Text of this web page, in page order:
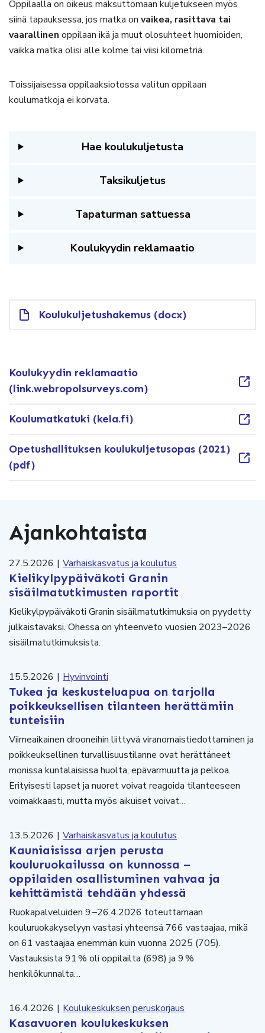
Oppilaalla on oikeus maksuttomaan kuljetukseen myös
siinä tapauksessa, jos matka on vaikea, rasittava tai
vaarallinen oppilaan ikä ja muut olosuhteet huomioiden,
vaikka matka olisi alle kolme tai viisi kilometriä.
Toissijaisessa oppilaaksiotossa valitun oppilaan
koulumatkoja ei korvata.
Hae koulukuljetusta
Taksikuljetus
Tapaturman sattuessa
Koulukyydin reklamaatio
Koulukuljetushakemus (docx)
Koulukyydin reklamaatio
(link.webropolsurveys.com)
Koulumatkatuki (kela.fi)
Opetushallituksen koulukuljetusopas (2021)
(pdf)
Ajankohtaista
27.5.2026 | Varhaiskasvatus ja koulutus
Kielikylpypäiväkoti Granin
sisäilmatutkimusten raportit
Kielikylpypäiväkoti Granin sisäilmatutkimuksia on pyydetty
julkaistavaksi. Ohessa on yhteenveto vuosien 2023–2026
sisäilmatutkimuksista.
15.5.2026 | Hyvinvointi
Tukea ja keskusteluapua on tarjolla
poikkeuksellisen tilanteen herättämiin
tunteisiin
Viimeaikainen drooneihin liittyvä viranomaistiedottaminen ja
poikkeuksellinen turvallisuustilanne ovat herättäneet
monissa kuntalaisissa huolta, epävarmuutta ja pelkoa.
Erityisesti lapset ja nuoret voivat reagoida tilanteeseen
voimakkaasti, mutta myös aikuiset voivat…
13.5.2026 | Varhaiskasvatus ja koulutus
Kauniaisissa arjen perusta
kouluruokailussa on kunnossa –
oppilaiden osallistuminen vahvaa ja
kehittämistä tehdään yhdessä
Ruokapalveluiden 9.–26.4.2026 toteuttamaan
kouluruokakyselyyn vastasi yhteensä 766 vastaajaa, mikä
on 61 vastaajaa enemmän kuin vuonna 2025 (705).
Vastauksista 91 % oli oppilailta (698) ja 9 %
henkilökunnalta…
16.4.2026 | Koulukeskuksen peruskorjaus
Kasavuoren koulukeskuksen